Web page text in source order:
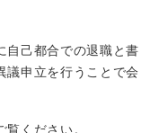
自己都合での退職と書
議申立を行うことで会
ください。